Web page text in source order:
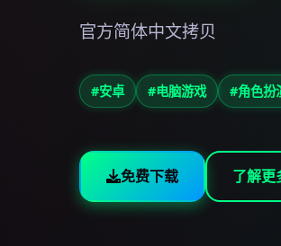
官方简体中文拷贝
#安卓 #电脑游戏 #角色扮
免费下载 了解更